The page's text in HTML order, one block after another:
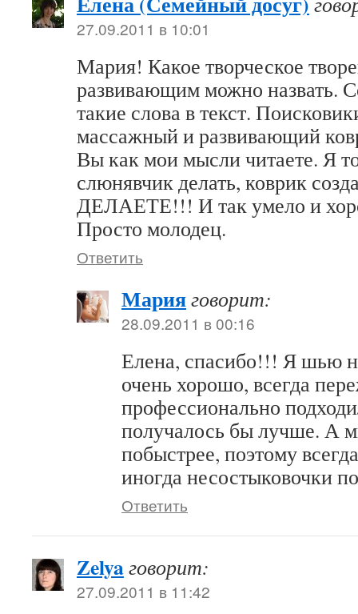
27.09.2011 в 10:01
Мария! Какое творческое
развивающим можно назвать.
такие слова в текст.
массажный и развивающий
Вы как мои мысли читаете. Я
слюнявчик делать, коврик
ДЕЛАЕТЕ!!! И так умело и
Просто молодец.
Ответить
Марияговорит:
28.09.2011 в 00:16
Елена, спасибо!!! Я шью
очень хорошо, всегда
профессионально
получалось бы лучше. А
побыстрее, поэтому
иногда несостыковочки
Ответить
Zelyaговорит:
27.09.2011 в 11:42